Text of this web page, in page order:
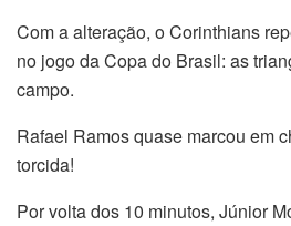
Com a alteração, o Corinthians
no jogo da Copa do Brasil: as
campo.
Rafael Ramos quase marcou em
torcida!
Por volta dos 10 minutos, Júnior